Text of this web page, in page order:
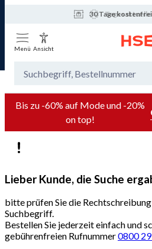
30 Tage
Menü Ansicht
Bis zu -60% auf Mode und -20%
on top!
Lieber Kunde, die Suche
bitte prüfen Sie die
Suchbegriff.
Bestellen Sie jederzeit einfach und
gebührenfreien Rufnummer0800